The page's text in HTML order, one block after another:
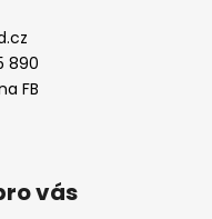
890
FB
vás